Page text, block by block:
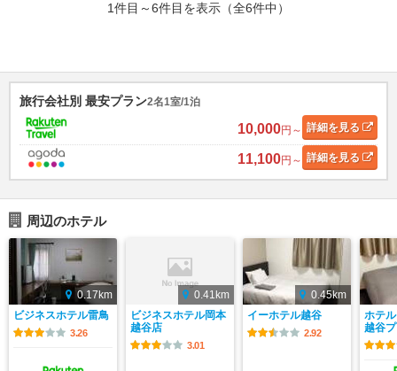
1件目～6件目を表示（全6件中）
旅行会社別 最安プラン2名1室/1泊
10,000円～ 詳細を見る
11,100円～ 詳細を見る
周辺のホテル
0.17km
ビジネスホテル雷鳥
3.26
0.41km
ビジネスホテル岡本
越谷店
3.01
0.45km
イーホテル越谷
2.92
ホテ
越谷